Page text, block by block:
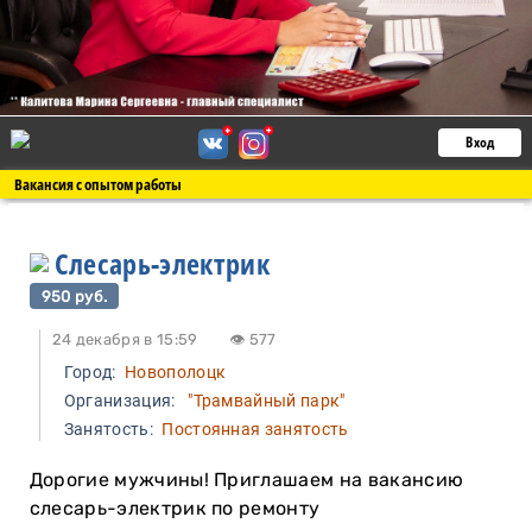
Вход
Вакансия с опытом работы
Слесарь-электрик
950 руб.
24 декабря в 15:59 👁 577
Город: Новополоцк
Организация: "Трамвайный парк"
Занятость:Постоянная занятость
Дорогие мужчины! Приглашаем на вакансию
слесарь-электрик по ремонту